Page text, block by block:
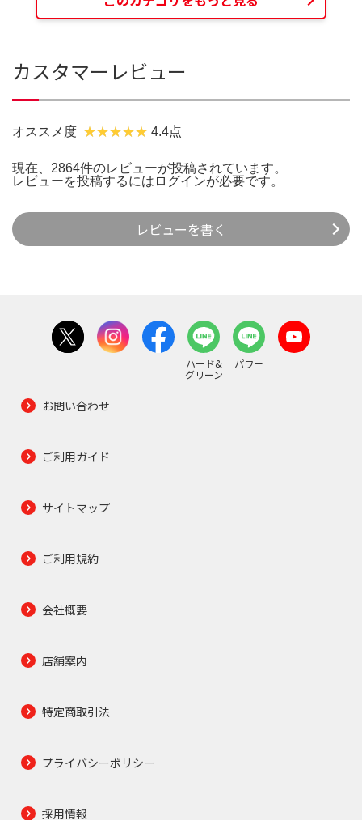
カスタマーレビュー
オススメ度 4.4点
現在、2864件のレビューが投稿されています。
レビューを投稿するには ログインが必要です。
レビューを書く
ハード&
グリーン
パワー
お問い合わせ
ご利用ガイド
サイトマップ
ご利用規約
会社概要
店舗案内
特定商取引法
プライバシーポリシー
採用情報